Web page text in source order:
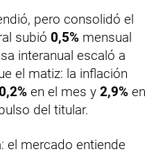
pero consolidó el
subió 0,5% mensual
interanual escaló a
el matiz: la inflación
en el mes y 2,9% en
del titular.
el mercado entiende